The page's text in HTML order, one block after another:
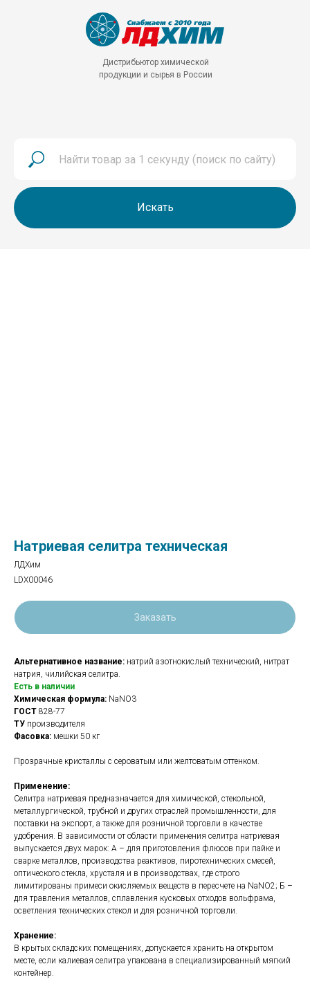
Дистрибьютор химической
продукции и сырья в России
Искать
Натриевая селитра техническая
ЛДХим
LDX00046
Заказать
Альтернативное название: натрий азотнокислый технический, нитрат
натрия, чилийская селитра.
Есть в наличии
Химическая формула: NaNO3
ГОСТ 828-77
ТУ производителя
Фасовка: мешки 50 кг
Прозрачные кристаллы с сероватым или желтоватым оттенком.
Применение:
Селитра натриевая предназначается для химической, стекольной,
металлургической, трубной и других отраслей промышленности, для
поставки на экспорт, а также для розничной торговли в качестве
удобрения. В зависимости от области применения селитра натриевая
выпускается двух марок: А – для приготовления флюсов при пайке и
сварке металлов, производства реактивов, пиротехнических смесей,
оптического стекла, хрусталя и в производствах, где строго
лимитированы примеси окисляемых веществ в пересчете на NaNO2; Б –
для травления металлов, сплавления кусковых отходов вольфрама,
осветления технических стекол и для розничной торговли.
Хранение:
В крытых складских помещениях, допускается хранить на открытом
месте, если калиевая селитра упакована в специализированный мягкий
контейнер.